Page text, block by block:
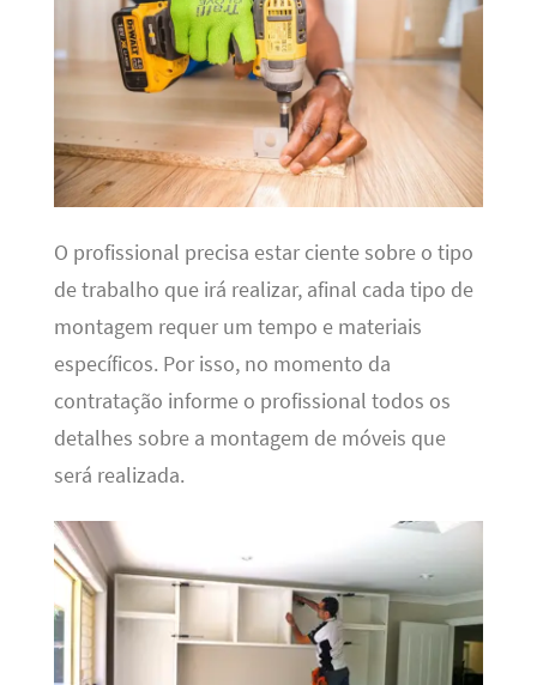
O profissional precisa estar ciente sobre o tipo
de trabalho que irá realizar, afinal cada tipo de
montagem requer um tempo e materiais
específicos. Por isso, no momento da
contratação informe o profissional todos os
detalhes sobre a montagem de móveis que
será realizada.